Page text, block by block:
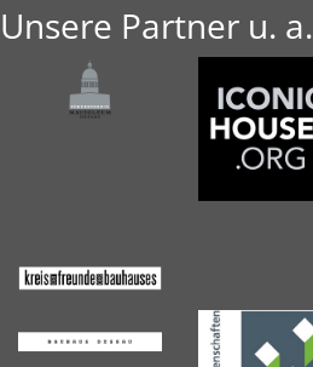
Unsere Partner u. a.